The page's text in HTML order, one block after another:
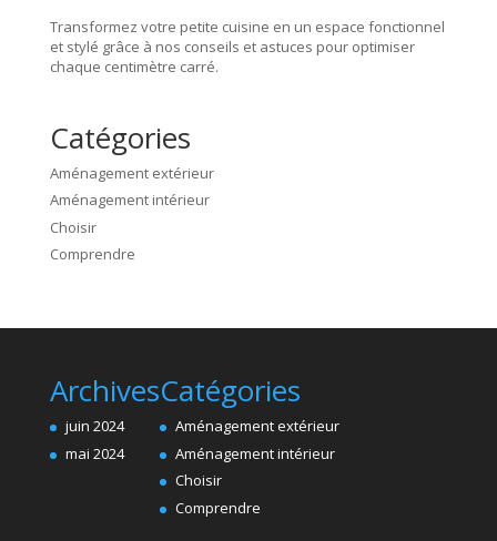
Transformez votre petite cuisine en un espace fonctionnel
et stylé grâce à nos conseils et astuces pour optimiser
chaque centimètre carré.
Catégories
Aménagement extérieur
Aménagement intérieur
Choisir
Comprendre
Archives
juin 2024
mai 2024
Catégories
Aménagement extérieur
Aménagement intérieur
Choisir
Comprendre